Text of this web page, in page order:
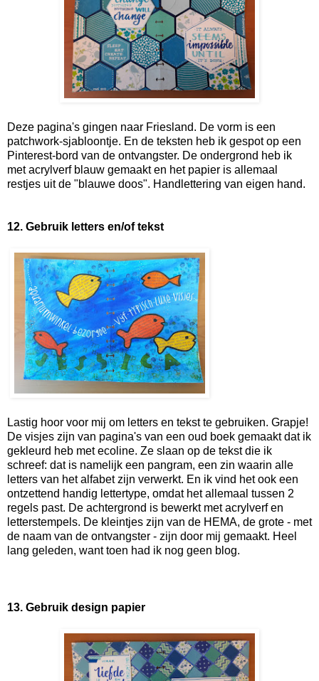
Deze pagina's gingen naar Friesland. De vorm is een
patchwork-sjabloontje. En de teksten heb ik gespot op een
Pinterest-bord van de ontvangster. De ondergrond heb ik
met acrylverf blauw gemaakt en het papier is allemaal
restjes uit de "blauwe doos". Handlettering van eigen hand.
12. Gebruik letters en/of tekst
Lastig hoor voor mij om letters en tekst te gebruiken. Grapje!
De visjes zijn van pagina's van een oud boek gemaakt dat ik
gekleurd heb met ecoline. Ze slaan op de tekst die ik
schreef: dat is namelijk een pangram, een zin waarin alle
letters van het alfabet zijn verwerkt. En ik vind het ook een
ontzettend handig lettertype, omdat het allemaal tussen 2
regels past. De achtergrond is bewerkt met acrylverf en
letterstempels. De kleintjes zijn van de HEMA, de grote - met
de naam van de ontvangster - zijn door mij gemaakt. Heel
lang geleden, want toen had ik nog geen blog.
13. Gebruik design papier